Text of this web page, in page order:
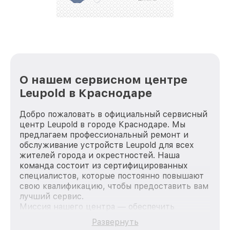
О нашем сервисном центре
Leupold в Краснодаре
Добро пожаловать в официальный сервисный
центр Leupold в городе Краснодаре. Мы
предлагаем профессиональный ремонт и
обслуживание устройств Leupold для всех
жителей города и окрестностей. Наша
команда состоит из сертифицированных
специалистов, которые постоянно повышают
свою квалификацию, чтобы предоставить вам
лучший сервис.
Миссия нашего центра — обеспечить
качественный и доступный ремонт для
каждого пользователя продукции Leupold, вне
Развернуть